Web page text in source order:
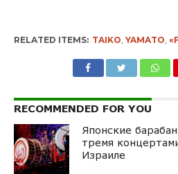
RELATED ITEMS: TAIKO YAMATO
RECOMMENDED FOR YOU
Японские
тремя
Израиле